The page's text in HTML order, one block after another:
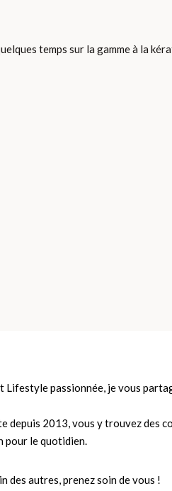
temps sur la gamme à la
Lifestyle passionnée, je vous
depuis 2013, vous y trouvez des
pour le quotidien.
des autres, prenez soin de vous !